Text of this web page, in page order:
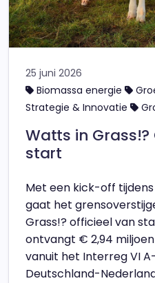
25 juni 2026
Biomassa energie
Strategie & Innovatie
Watts in Grass!?
start
Met een kick-off
gaat het
Grass!? officieel van
ontvangt € 2,94
vanuit het Interreg VI
Deutschland-